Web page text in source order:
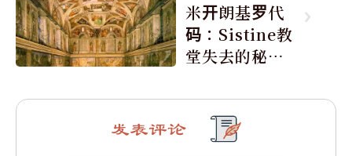
米开朗基罗代
码：Sistine教
堂失去的秘密
发表评论